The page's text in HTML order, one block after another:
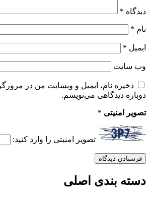
دیدگاه *
نام *
ایمیل *
وب‌ سایت
ذخیره نام، ایمیل و وبسایت من در
دوباره دیدگاهی می‌نویسم.
تصویر امنیتی *
تصویر امنیتی را وارد کنید:
دسته بندی اصلی